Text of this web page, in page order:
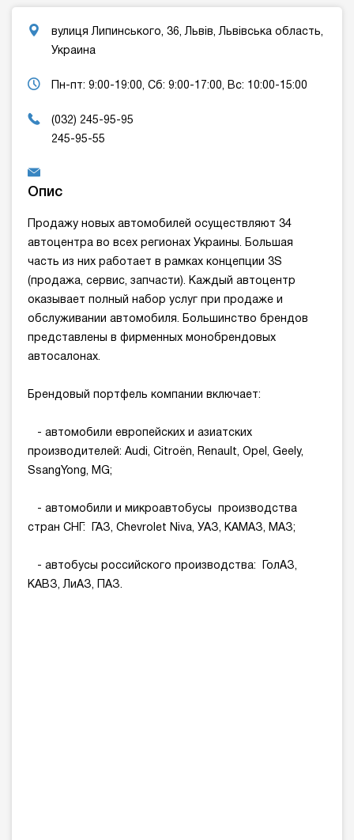
вулиця Липинського, 36, Львів, Львівська область,
Украина
Пн-пт: 9:00-19:00, Сб: 9:00-17:00, Вс: 10:00-15:00
(032) 245-95-95
245-95-55
Опис
Продажу новых автомобилей осуществляют 34
автоцентра во всех регионах Украины. Большая
часть из них работает в рамках концепции 3S
(продажа, сервис, запчасти). Каждый автоцентр
оказывает полный набор услуг при продаже и
обслуживании автомобиля. Большинство брендов
представлены в фирменных монобрендовых
автосалонах.
Брендовый портфель компании включает:
- автомобили европейских и азиатских
производителей: Audi, Citroёn, Renault, Opel, Geely,
SsangYong, MG;
- автомобили и микроавтобусы производства
стран СНГ: ГАЗ, Chevrolet Niva, УАЗ, КАМАЗ, МАЗ;
- автобусы российского производства: ГолАЗ,
КАВЗ, ЛиАЗ, ПАЗ.